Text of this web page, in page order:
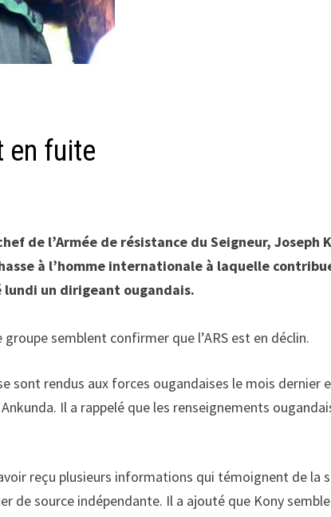
en fuite
de l’Armée de résistance du Seigneur, Joseph
à l’homme internationale à laquelle
un dirigeant ougandais.
semblent confirmer que l’ARS est en déclin.
sont rendus aux forces ougandaises le mois dernier
Il a rappelé que les renseignements
reçu plusieurs informations qui témoignent de la
de source indépendante. Il a ajouté que Kony semble